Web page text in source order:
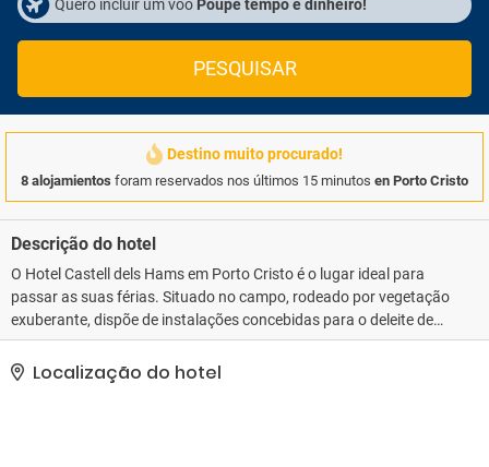
Quero incluir um voo Poupe tempo e dinheiro!
PESQUISAR
Destino muito procurado!
8 alojamientos foram reservados nos últimos 15 minutos en Porto Cristo
Descrição do hotel
O Hotel Castell dels Hams em Porto Cristo é o lugar ideal para
passar as suas férias. Situado no campo, rodeado por vegetação
exuberante, dispõe de instalações concebidas para o deleite de
crianças e adultos: piscinas, campos de ténis, redes de voleibol,
parque infantil. A nossa equipa de animação francófona oferece
uma enorme variedade de atividades desportivas e de lazer que
Localização do hotel